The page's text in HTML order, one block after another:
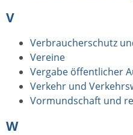
V
Verbraucherschutz
Vereine
Vergabe öffentlicher
Verkehr und
Vormundschaft und
W